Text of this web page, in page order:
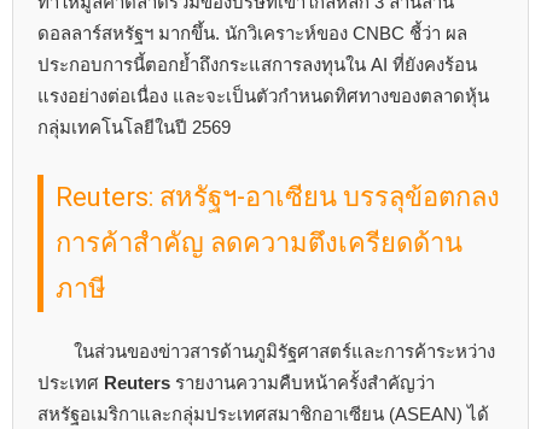
ดอลลาร์สหรัฐฯ มากขึ้น. นักวิเคราะห์ของ CNBC ชี้ว่า ผล
ประกอบการนี้ตอกย้ำถึงกระแสการลงทุนใน AI ที่ยังคงร้อน
แรงอย่างต่อเนื่อง และจะเป็นตัวกำหนดทิศทางของตลาดหุ้น
กลุ่มเทคโนโลยีในปี 2569
Reuters: สหรัฐฯ-อาเซียน บรรลุข้อตกลง
การค้าสำคัญ ลดความตึงเครียดด้าน
ภาษี
ในส่วนของข่าวสารด้านภูมิรัฐศาสตร์และการค้าระหว่าง
ประเทศ Reuters รายงานความคืบหน้าครั้งสำคัญว่า
สหรัฐอเมริกาและกลุ่มประเทศสมาชิกอาเซียน (ASEAN) ได้